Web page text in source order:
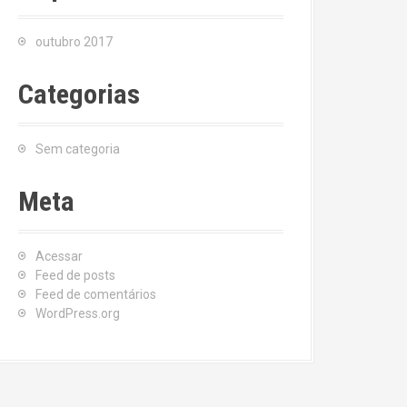
outubro 2017
Categorias
Sem categoria
Meta
Acessar
Feed de posts
Feed de comentários
WordPress.org